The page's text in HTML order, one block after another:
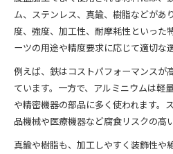
ム、ステンレス、真鍮、樹脂などがあ
度、強度、加工性、耐摩耗性といった
ーツの用途や精度要求に応じて適切な
例えば、鉄はコストパフォーマンスが
ています。一方で、アルミニウムは軽
や精密機器の部品に多く使われます。
品機械や医療機器など腐食リスクの高
真鍮や樹脂も、加工しやすく装飾性や